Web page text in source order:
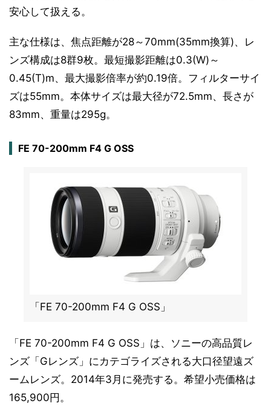
安心して扱える。
主な仕様は、焦点距離が28～70mm(35mm換算)、レ
ンズ構成は8群9枚。最短撮影距離は0.3(W)～
0.45(T)m、最大撮影倍率が約0.19倍。フィルターサイ
ズは55mm。本体サイズは最大径が72.5mm、長さが
83mm、重量は295g。
FE 70-200mm F4 G OSS
「FE 70-200mm F4 G OSS」
「FE 70-200mm F4 G OSS」は、ソニーの高品質レ
ンズ「Gレンズ」にカテゴライズされる大口径望遠ズ
ームレンズ。2014年3月に発売する。希望小売価格は
165,900円。